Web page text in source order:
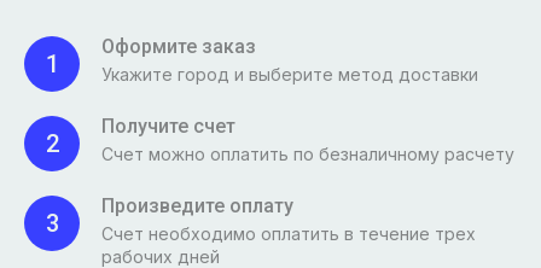
1
Оформите заказ
Укажите город и выберите метод доставки
2
Получите счет
Счет можно оплатить по безналичному расчету
3
Произведите оплату
Счет необходимо оплатить в течение трех
рабочих дней